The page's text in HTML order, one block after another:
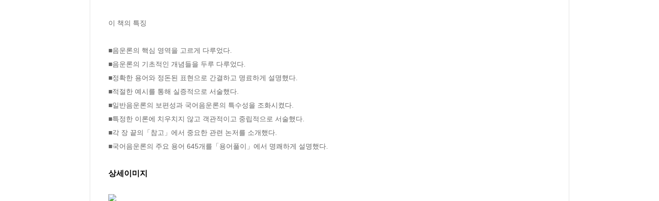
이 책의 특징
■음운론의 핵심 영역을 고르게 다루었다.
■음운론의 기초적인 개념들을 두루 다루었다.
■정확한 용어와 정돈된 표현으로 간결하고 명료하게 설명했다.
■적절한 예시를 통해 실증적으로 서술했다.
■일반음운론의 보편성과 국어음운론의 특수성을 조화시켰다.
■특정한 이론에 치우치지 않고 객관적이고 중립적으로 서술했다.
■각 장 끝의「참고」에서 중요한 관련 논저를 소개했다.
■국어음운론의 주요 용어 645개를「용어풀이」에서 명쾌하게 설명했다.
상세이미지